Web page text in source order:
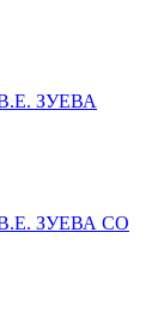
ЗУЕВА
ЗУЕВА СО